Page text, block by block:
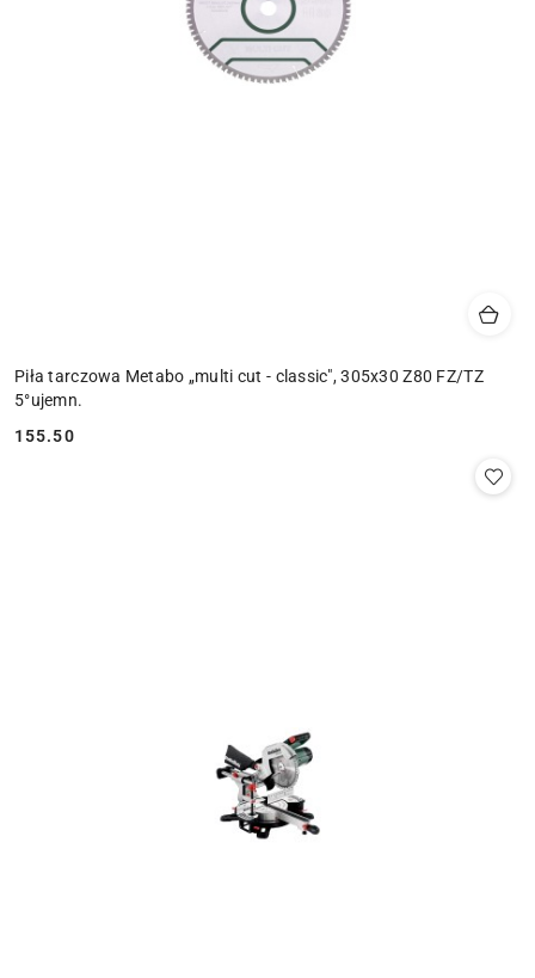
Piła tarczowa Metabo „multi cut - classic", 305x30 Z80 FZ/TZ
5°ujemn.
Cena:
155.50